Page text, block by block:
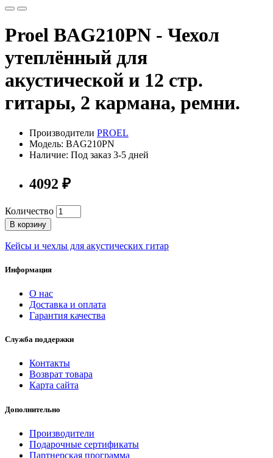
Proel BAG210PN - Чехол
утеплённый для
акустической и 12 стр.
гитары, 2 кармана, ремни.
Производители PROEL
Модель: BAG210PN
Наличие: Под заказ 3-5 дней
4092 ₽
Количество
В корзину
Кейсы и чехлы для акустических гитар
Информация
О нас
Доставка и оплата
Гарантия качества
Служба поддержки
Контакты
Возврат товара
Карта сайта
Дополнительно
Производители
Подарочные сертификаты
Партнерская программа